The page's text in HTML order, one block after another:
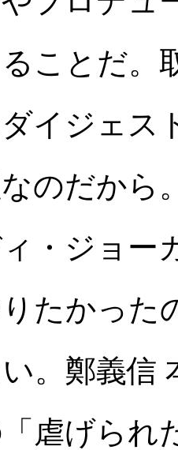
ことだ。
イジェス
のだから
ィ・ジョ
たかった
。鄭義信
虐げられ